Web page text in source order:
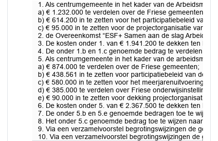
1. Als centrumgemeente in het kader van de
a) € 1.232.000 te verdelen over de Friese gemeenten
b) € 614.200 in te zetten voor het participatiebeleid van
c) € 95.000 in te zetten voor de projectorganisatie vanuit
2. de Overeenkomst “ESF+ Samen aan de slag
3. De kosten onder 1. van € 1.941.200 te dekken ten
4. De onder 1.b en 1.c genoemde bedrag te verdelen
5. Als centrumgemeente in het kader van de
a) € 874.000 te verdelen over de Friese gemeenten;
b) € 438.561 in te zetten voor participatiebeleid van de
c) € 580.000 in te zetten voor het
d) € 385.000 te verdelen over Friese onderwijsinstellingen
e) € 90.000 in te zetten voor dekking projectorganisatie
6. De kosten onder 5. van € 2.367.500 te dekken ten
7. De onder 5.b en 5.e genoemde bedragen toe te
8. Het onder 5.c genoemde bedrag toe te wijzen naar
9. Via een verzamelvoorstel begrotingswijzingen de
10. Via een verzamelvoorstel begrotingswijzingen de